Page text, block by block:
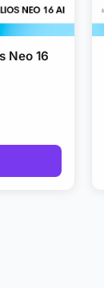
Neo 16
Rtx